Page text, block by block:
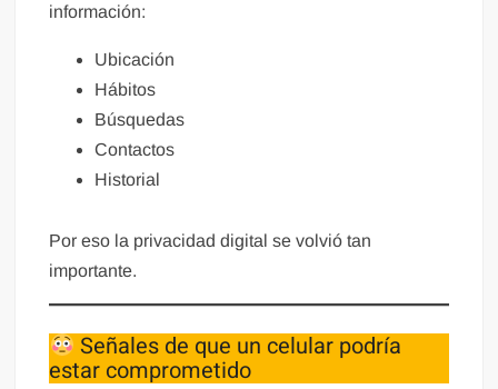
información:
Ubicación
Hábitos
Búsquedas
Contactos
Historial
Por eso la privacidad digital se volvió tan
importante.
Señales de que un celular podría
estar comprometido